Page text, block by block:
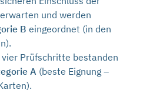
und werden
B eingeordnet (in den
Prüfschritte bestanden
A (beste Eignung –